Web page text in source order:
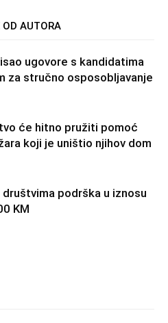
OD AUTORA
ugovore s kandidatima
za stručno osposobljavanje
će hitno pružiti pomoć
koji je uništio njihov dom
društvima podrška u iznosu
KM